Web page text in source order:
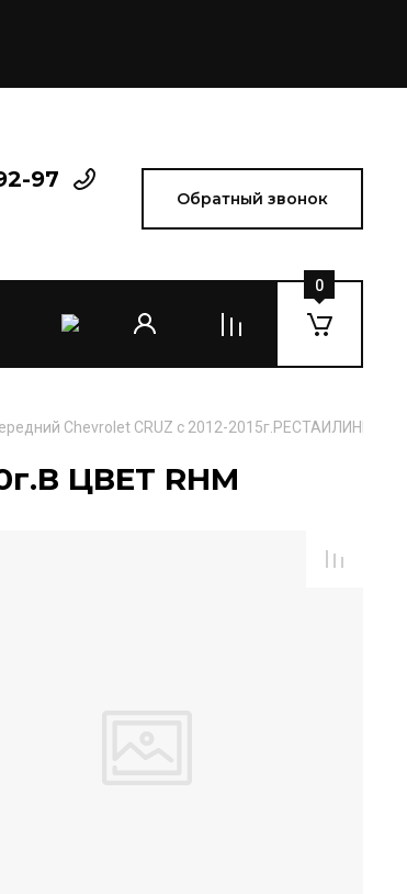
97
Обратный звонок
0
Chevrolet CRUZ c 2012-2015г.РЕСТАИЛИНГ В
ЦВЕТ RHM